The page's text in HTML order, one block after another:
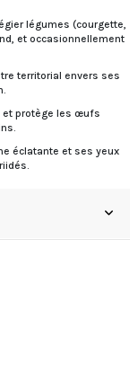
légumes (courgette,
et occasionnellement
territorial envers ses
et protège les œufs
éclatante et ses yeux